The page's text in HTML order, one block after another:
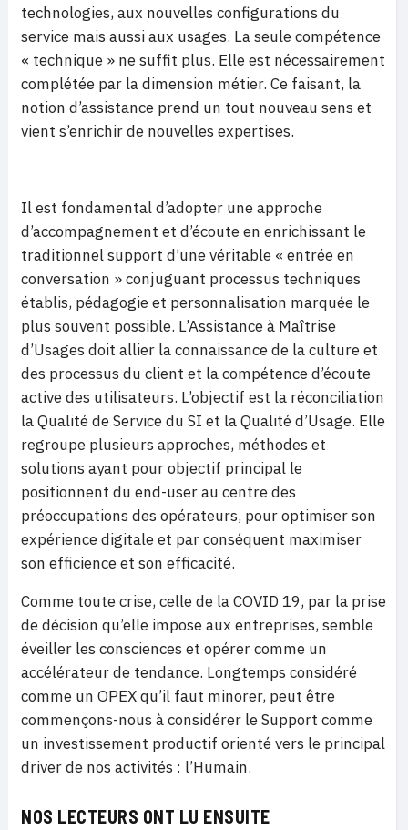
technologies, aux nouvelles configurations du
service mais aussi aux usages. La seule compétence
« technique » ne suffit plus. Elle est nécessairement
complétée par la dimension métier. Ce faisant, la
notion d’assistance prend un tout nouveau sens et
vient s’enrichir de nouvelles expertises.
Il est fondamental d’adopter une approche
d’accompagnement et d’écoute en enrichissant le
traditionnel support d’une véritable « entrée en
conversation » conjuguant processus techniques
établis, pédagogie et personnalisation marquée le
plus souvent possible. L’Assistance à Maîtrise
d’Usages doit allier la connaissance de la culture et
des processus du client et la compétence d’écoute
active des utilisateurs. L’objectif est la réconciliation
la Qualité de Service du SI et la Qualité d’Usage. Elle
regroupe plusieurs approches, méthodes et
solutions ayant pour objectif principal le
positionnent du end-user au centre des
préoccupations des opérateurs, pour optimiser son
expérience digitale et par conséquent maximiser
son efficience et son efficacité.
Comme toute crise, celle de la COVID 19, par la prise
de décision qu’elle impose aux entreprises, semble
éveiller les consciences et opérer comme un
accélérateur de tendance. Longtemps considéré
comme un OPEX qu’il faut minorer, peut être
commençons-nous à considérer le Support comme
un investissement productif orienté vers le principal
driver de nos activités : l’Humain.
NOS LECTEURS ONT LU ENSUITE